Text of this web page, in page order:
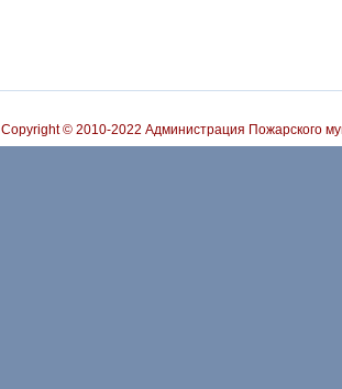
Copyright © 2010-2022 Администрация Пожарского